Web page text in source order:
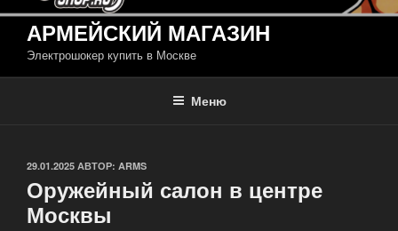
АРМЕЙСКИЙ МАГАЗИН
Электрошокер купить в Москве
Меню
ОПУБЛИКОВАНО
29.01.2025 АВТОР: ARMS
Оружейный салон в центре
Москвы